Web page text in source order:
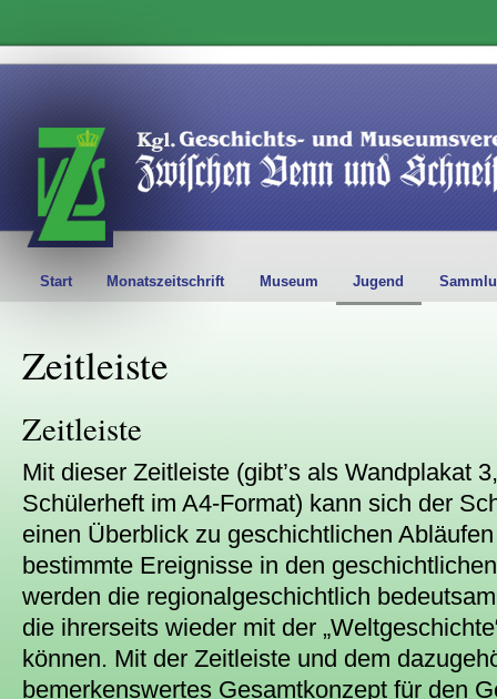
Start Monatszeitschrift Museum Jugend
Zeitleiste
Zeitleiste
Mit dieser Zeitleiste (gibt’s als Wandplakat
Schülerheft im A4-Format) kann sich der
einen Überblick zu geschichtlichen
bestimmte Ereignisse in den
werden die regionalgeschichtlich
die ihrerseits wieder mit der
können. Mit der Zeitleiste und dem
bemerkenswertes Gesamtkonzept für den